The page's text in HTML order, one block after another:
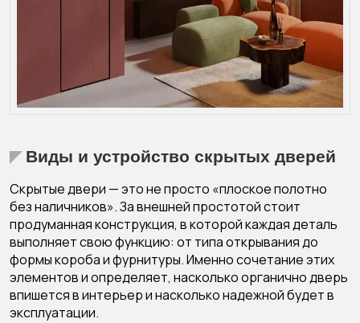
Виды и устройство скрытых дверей
Скрытые двери — это не просто «плоское полотно
без наличников». За внешней простотой стоит
продуманная конструкция, в которой каждая деталь
выполняет свою функцию: от типа открывания до
формы короба и фурнитуры. Именно сочетание этих
элементов и определяет, насколько органично дверь
впишется в интерьер и насколько надежной будет в
эксплуатации.